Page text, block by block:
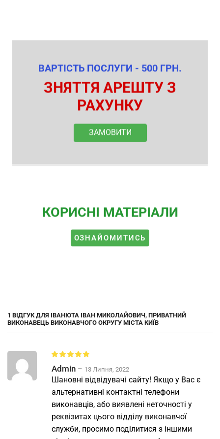
ВАРТІСТЬ ПОСЛУГИ - 500 ГРН.
ЗНЯТТЯ АРЕШТУ З
РАХУНКУ
ЗАМОВИТИ
КОРИСНІ МАТЕРІАЛИ
ОЗНАЙОМИТИСЬ
1 ВІДГУК ДЛЯ ІВАНЮТА ІВАН МИКОЛАЙОВИЧ, ПРИВАТНИЙ
ВИКОНАВЕЦЬ ВИКОНАВЧОГО ОКРУГУ МІСТА КИЇВ
Admin – 13 Липня, 2022
Шановні відвідувачі сайту! Якщо у Вас є
альтернативні контактні телефони
виконавців, або виявлені неточності у
реквізитах цього відділу виконавчої
служби, просимо поділитися з іншими